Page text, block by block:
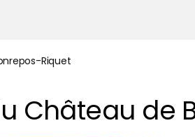
Riquet
Château de